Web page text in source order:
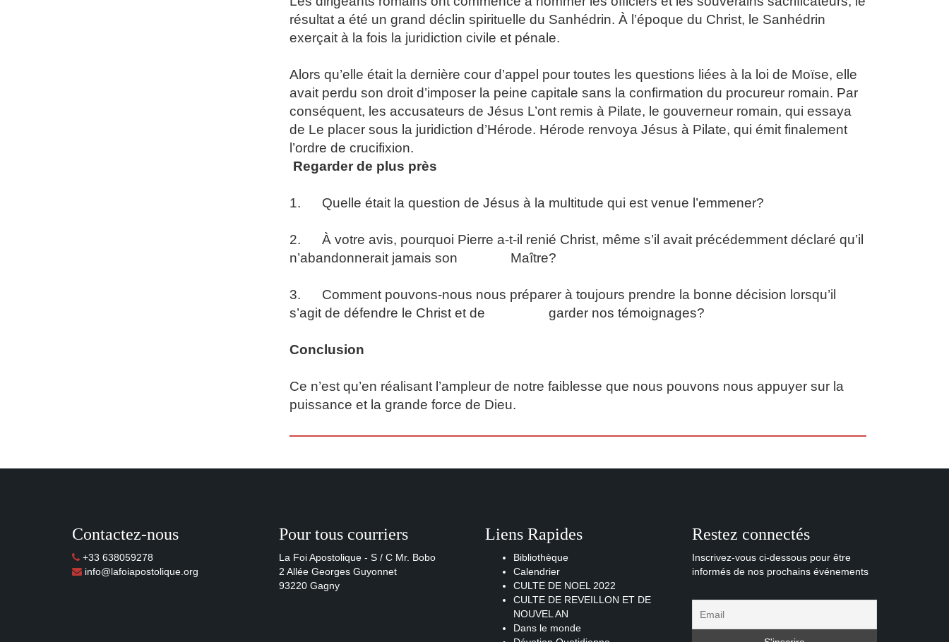
résultat a été un grand déclin spirituelle du Sanhédrin. À l’époque du Christ, le Sanhédrin
exerçait à la fois la juridiction civile et pénale.
Alors qu’elle était la dernière cour d’appel pour toutes les questions liées à la loi de Moïse, elle
avait perdu son droit d’imposer la peine capitale sans la confirmation du procureur romain. Par
conséquent, les accusateurs de Jésus L’ont remis à Pilate, le gouverneur romain, qui essaya
de Le placer sous la juridiction d’Hérode. Hérode renvoya Jésus à Pilate, qui émit finalement
l’ordre de crucifixion.
Regarder de plus près
1. Quelle était la question de Jésus à la multitude qui est venue l’emmener?
2. À votre avis, pourquoi Pierre a-t-il renié Christ, même s’il avait précédemment déclaré qu’il
n’abandonnerait jamais son Maître?
3. Comment pouvons-nous nous préparer à toujours prendre la bonne décision lorsqu’il
s’agit de défendre le Christ et de garder nos témoignages?
Conclusion
Ce n’est qu’en réalisant l’ampleur de notre faiblesse que nous pouvons nous appuyer sur la
puissance et la grande force de Dieu.
Contactez-nous
+33 638059278
info@lafoiapostolique.org
Pour tous courriers
La Foi Apostolique - S / C Mr. Bobo
2 Allée Georges Guyonnet
93220 Gagny
Liens Rapides
Bibliothèque
Calendrier
CULTE DE NOEL 2022
CULTE DE REVEILLON ET DE
NOUVEL AN
Dans le monde
Restez connectés
Inscrivez-vous ci-dessous pour être
informés de nos prochains événements